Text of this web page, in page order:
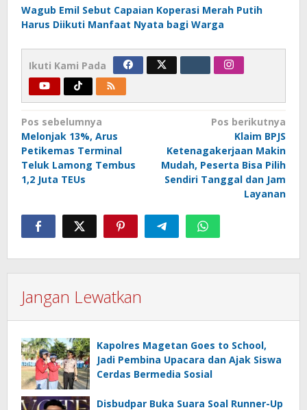
Wagub Emil Sebut Capaian Koperasi Merah Putih
Harus Diikuti Manfaat Nyata bagi Warga
Ikuti Kami Pada
Navigasi
pos
Pos sebelumnya
Melonjak 13%, Arus
Petikemas Terminal
Teluk Lamong Tembus
1,2 Juta TEUs
Pos berikutnya
Klaim BPJS
Ketenagakerjaan Makin
Mudah, Peserta Bisa Pilih
Sendiri Tanggal dan Jam
Layanan
Jangan Lewatkan
Kapolres Magetan Goes to School,
Jadi Pembina Upacara dan Ajak Siswa
Cerdas Bermedia Sosial
Disbudpar Buka Suara Soal Runner-Up